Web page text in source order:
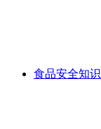
食品安全知识